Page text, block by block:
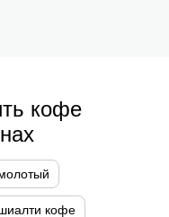
кофе
кофе